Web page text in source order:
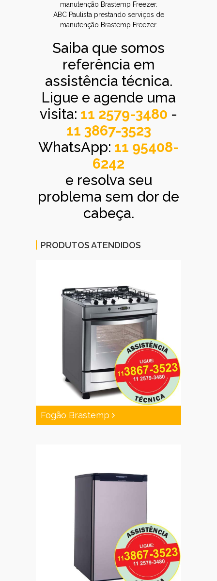
manutenção Brastemp Freezer.
ABC Paulista prestando serviços de
manutenção Brastemp Freezer.
Saiba que somos
referência em
assistência técnica.
Ligue e agende uma
visita: 11 2579-3480 -
11 3867-3523
WhatsApp: 11 95408-
6242
e resolva seu
problema sem dor de
cabeça.
PRODUTOS ATENDIDOS
Fogão Brastemp